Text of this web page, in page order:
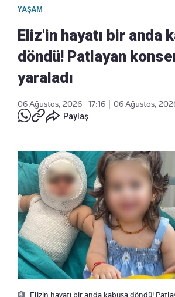
YAŞAM
Eliz'in hayatı bir anda
döndü! Patlayan
yaraladı
06 Ağustos, 2026 - 17:16
06 Ağustos,
Paylaş
Elizin hayatı bir anda kabusa döndü!